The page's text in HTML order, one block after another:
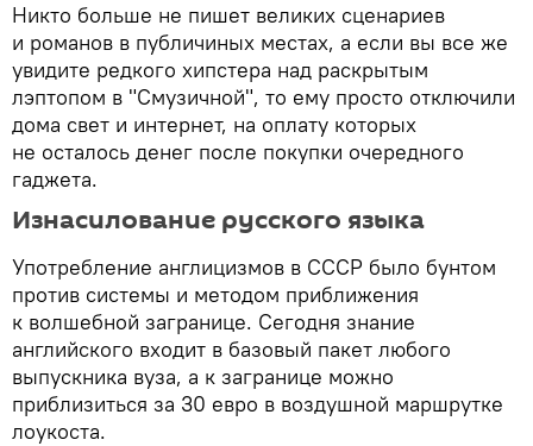
Никто больше не пишет великих сценариев
и романов в публичиных местах, а если вы все же
увидите редкого хипстера над раскрытым
лэптопом в "Смузичной", то ему просто отключили
дома свет и интернет, на оплату которых
не осталось денег после покупки очередного
гаджета.
Изнасилование русского языка
Употребление англицизмов в СССР было бунтом
против системы и методом приближения
к волшебной загранице. Сегодня знание
английского входит в базовый пакет любого
выпускника вуза, а к загранице можно
приблизиться за 30 евро в воздушной маршрутке
лоукоста.